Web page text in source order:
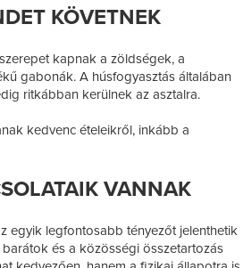
KÖVETNEK
kapnak a zöldségek, a
gabonák. A húsfogyasztás általában
ritkábban kerülnek az asztalra.
kedvenc ételeikről, inkább a
VANNAK
egyik legfontosabb tényezőt jelenthetik
és a közösségi összetartozás